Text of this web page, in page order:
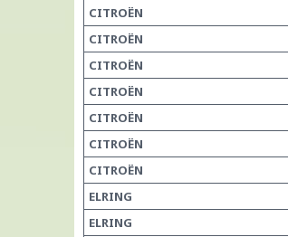
CITROËN
CITROËN
CITROËN
CITROËN
CITROËN
CITROËN
CITROËN
ELRING
ELRING